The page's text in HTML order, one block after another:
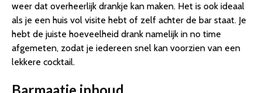
weer dat overheerlijk drankje kan maken. Het is ook ideaal
als je een huis vol visite hebt of zelf achter de bar staat. Je
hebt de juiste hoeveelheid drank namelijk in no time
afgemeten, zodat je iedereen snel kan voorzien van een
lekkere cocktail.